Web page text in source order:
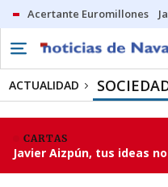
Acertante Euromillones
ACTUALIDAD
CARTAS
Javier Aizpún, tus ideas